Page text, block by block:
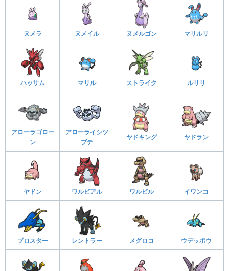
ヌメラ ヌメイル ヌメルゴン マリルリ
ハッサム マリル ストライク ルリリ
アローラゴロー
ン
アローライシツ
ブテ
ヤドキング ヤドラン
ヤドン ワルビアル ワルビル イワンコ
ブロスター レントラー メグロコ ウデッポウ